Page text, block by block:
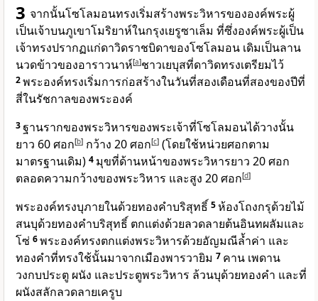
3 จากนั้นโซโลมอนทรงเริ่มสร้างพระวิหารขององค์พระผู้
เป็นเจ้าบนภูเขาโมริยาห์ในกรุงเยรูซาเล็ม ที่ซึ่งองค์พระผู้เป็น
เจ้าทรงปรากฏแก่ดาวิดราชบิดาของโซโลมอน เดิมเป็นลาน
นวดข้าวของอาราวนาห์[a]ชาวเยบุสที่ดาวิดทรงเตรียมไว้
2พระองค์ทรงเริ่มการก่อสร้างในวันที่สองเดือนที่สองของปีที่
สี่ในรัชกาลของพระองค์
3ฐานรากของพระวิหารของพระเจ้าที่โซโลมอนได้วางนั้น
ยาว 60 ศอก[b] กว้าง 20 ศอก[c] (โดยใช้หน่วยศอกตาม
มาตรฐานเดิม) 4 มุขที่ด้านหน้าของพระวิหารยาว 20 ศอก
ตลอดความกว้างของพระวิหาร และสูง 20 ศอก[d]
พระองค์ทรงบุภายในด้วยทองคำบริสุทธิ์ 5ห้องโถงกรุด้วยไม้
สนบุด้วยทองคำบริสุทธิ์ ตกแต่งด้วยลวดลายต้นอินทผลัมและ
โซ่ 6พระองค์ทรงตกแต่งพระวิหารด้วยอัญมณีล้ำค่า และ
ทองคำที่ทรงใช้นั้นมาจากเมืองพารวายิม 7 คาน เพดาน
วงกบประตู ผนัง และประตูพระวิหาร ล้วนบุด้วยทองคำ และที่
ผนังสลักลวดลายเครูบ